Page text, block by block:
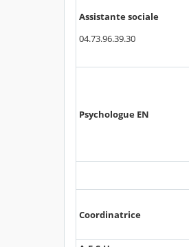
Assistante sociale
04.73.96.39.30
Psychologue EN
Coordinatrice